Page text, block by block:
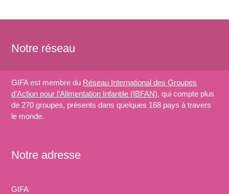
Notre réseau
GIFA est membre du Réseau International des Groupes
d’Action pour l’Alimentation Infantile (IBFAN), qui compte plus
de 270 groupes, présents dans quelques 168 pays à travers
le monde.
Notre adresse
GIFA